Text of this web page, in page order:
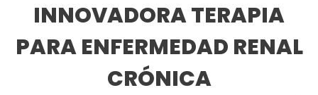
INNOVADORA TERAPIA
PARA ENFERMEDAD RENAL
CRÓNICA